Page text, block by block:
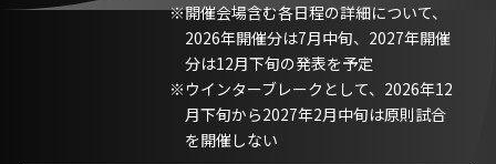
開催会場含む各日程の詳細について、
2026年開催分は7月中旬、2027年開催
分は12月下旬の発表を予定
ウインターブレークとして、2026年12
月下旬から2027年2月中旬は原則試合
を開催しない